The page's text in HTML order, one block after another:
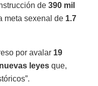
de 390 mil
meta sexenal de 1.7
por avalar 19
leyes que,